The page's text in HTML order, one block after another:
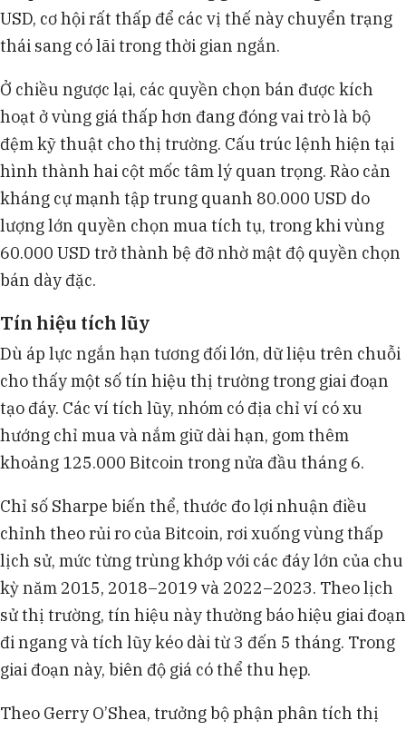
USD, cơ hội rất thấp để các vị thế này chuyển trạng
thái sang có lãi trong thời gian ngắn.
Ở chiều ngược lại, các quyền chọn bán được kích
hoạt ở vùng giá thấp hơn đang đóng vai trò là bộ
đệm kỹ thuật cho thị trường. Cấu trúc lệnh hiện tại
hình thành hai cột mốc tâm lý quan trọng. Rào cản
kháng cự mạnh tập trung quanh 80.000 USD do
lượng lớn quyền chọn mua tích tụ, trong khi vùng
60.000 USD trở thành bệ đỡ nhờ mật độ quyền chọn
bán dày đặc.
Tín hiệu tích lũy
Dù áp lực ngắn hạn tương đối lớn, dữ liệu trên chuỗi
cho thấy một số tín hiệu thị trường trong giai đoạn
tạo đáy. Các ví tích lũy, nhóm có địa chỉ ví có xu
hướng chỉ mua và nắm giữ dài hạn, gom thêm
khoảng 125.000 Bitcoin trong nửa đầu tháng 6.
Chỉ số Sharpe biến thể, thước đo lợi nhuận điều
chỉnh theo rủi ro của Bitcoin, rơi xuống vùng thấp
lịch sử, mức từng trùng khớp với các đáy lớn của chu
kỳ năm 2015, 2018–2019 và 2022–2023. Theo lịch
sử thị trường, tín hiệu này thường báo hiệu giai đoạn
đi ngang và tích lũy kéo dài từ 3 đến 5 tháng. Trong
giai đoạn này, biên độ giá có thể thu hẹp.
Theo Gerry O’Shea, trưởng bộ phận phân tích thị